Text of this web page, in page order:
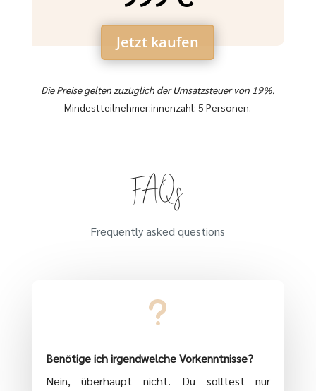
Jetzt kaufen
Die Preise gelten zuzüglich der Umsatzsteuer von 19%.
Mindestteilnehmer:innenzahl: 5 Personen.
FAQs
Frequently asked questions
u
Benötige ich irgendwelche Vorkenntnisse?
Nein, überhaupt nicht. Du solltest nur